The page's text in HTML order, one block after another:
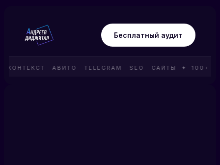
Бесплатный аудит
· АВИТО · TELEGRAM · SEO · САЙТЫ ✦ 100+